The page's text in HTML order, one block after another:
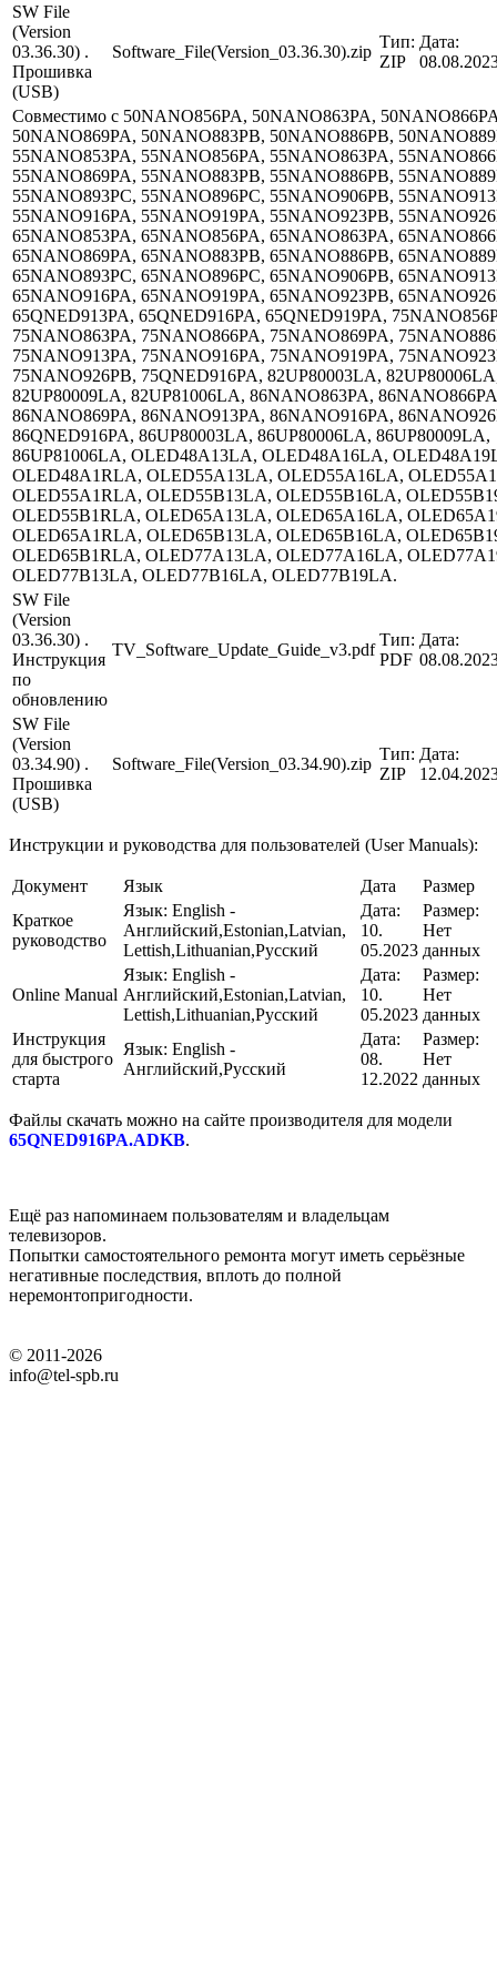
SW File
(Version
03.36.30) .
Прошивка
(USB)
Software_File(Version_03.36.30).zip
Тип:
ZIP
Дата:
Совместимо с 50NANO856PA, 50NANO863PA,
50NANO869PA, 50NANO883PB, 50NANO886PB,
55NANO853PA, 55NANO856PA, 55NANO863PA,
55NANO869PA, 55NANO883PB, 55NANO886PB,
55NANO893PC, 55NANO896PC, 55NANO906PB,
55NANO916PA, 55NANO919PA, 55NANO923PB,
65NANO853PA, 65NANO856PA, 65NANO863PA,
65NANO869PA, 65NANO883PB, 65NANO886PB,
65NANO893PC, 65NANO896PC, 65NANO906PB,
65NANO916PA, 65NANO919PA, 65NANO923PB,
65QNED913PA, 65QNED916PA, 65QNED919PA,
75NANO863PA, 75NANO866PA, 75NANO869PA,
75NANO913PA, 75NANO916PA, 75NANO919PA,
75NANO926PB, 75QNED916PA, 82UP80003LA,
82UP80009LA, 82UP81006LA, 86NANO863PA,
86NANO869PA, 86NANO913PA, 86NANO916PA,
86QNED916PA, 86UP80003LA, 86UP80006LA, 86UP80009LA,
86UP81006LA, OLED48A13LA, OLED48A16LA,
OLED48A1RLA, OLED55A13LA, OLED55A16LA,
OLED55A1RLA, OLED55B13LA, OLED55B16LA,
OLED55B1RLA, OLED65A13LA, OLED65A16LA,
OLED65A1RLA, OLED65B13LA, OLED65B16LA,
OLED65B1RLA, OLED77A13LA, OLED77A16LA,
OLED77B13LA, OLED77B16LA, OLED77B19LA.
SW File
(Version
03.36.30) .
Инструкция
по
обновлению
TV_Software_Update_Guide_v3.pdf
Тип:
PDF
Дата:
SW File
(Version
03.34.90) .
Прошивка
(USB)
Software_File(Version_03.34.90).zip
Тип:
ZIP
Дата:
Инструкции и руководства для пользователей (User Manuals):
Документ Язык Дата
Размер
Краткое
руководство
Язык: English -
Английский,Estonian,Latvian,
Lettish,Lithuanian,Русский
Дата:
10.
05.2023
Размер:
Нет
данных
Online Manual
Язык: English -
Английский,Estonian,Latvian,
Lettish,Lithuanian,Русский
Дата:
10.
05.2023
Размер:
Нет
данных
Инструкция
для быстрого
старта
Язык: English -
Английский,Русский
Дата:
08.
12.2022
Размер:
Нет
данных
Файлы скачать можно на сайте производителя для модели
65QNED916PA.ADKB.
Ещё раз напоминаем пользователям и владельцам
телевизоров.
Попытки самостоятельного ремонта могут иметь серьёзные
негативные последствия, вплоть до полной
неремонтопригодности.
© 2011-2026
info@tel-spb.ru